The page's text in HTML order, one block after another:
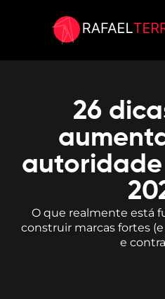
26
O que realmente está
construir marcas fortes
e